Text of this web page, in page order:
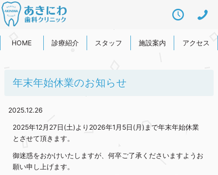
HOME 診療紹介 スタッフ 施設案内 アクセス
年末年始休業のお知らせ
2025.12.26
2025年12月27日(土)より2026年1月5日(月)まで年末年始休業
とさせて頂きます。
御迷惑をおかけいたしますが、何卒ご了承くださいますようお
願い申し上げます。